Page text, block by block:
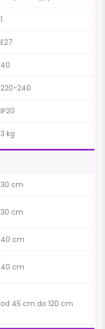
1
E27
40
220-240
IP20
3 kg
30 cm
30 cm
40 cm
40 cm
od 45 cm do 120 cm